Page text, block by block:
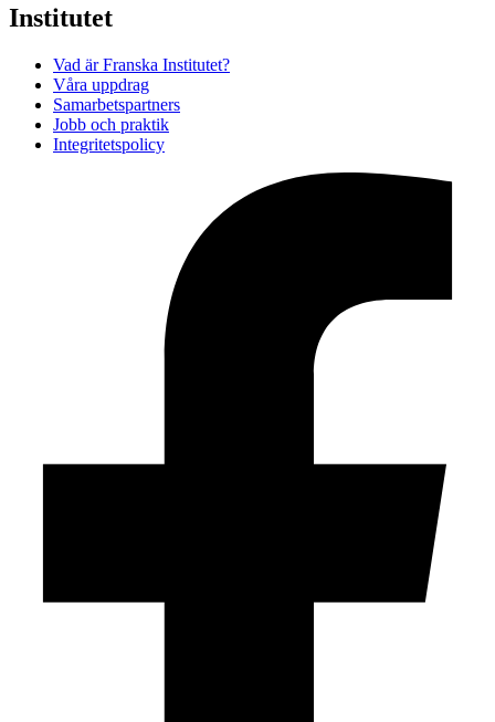
Institutet
Vad är Franska Institutet?
Våra uppdrag
Samarbetspartners
Jobb och praktik
Integritetspolicy